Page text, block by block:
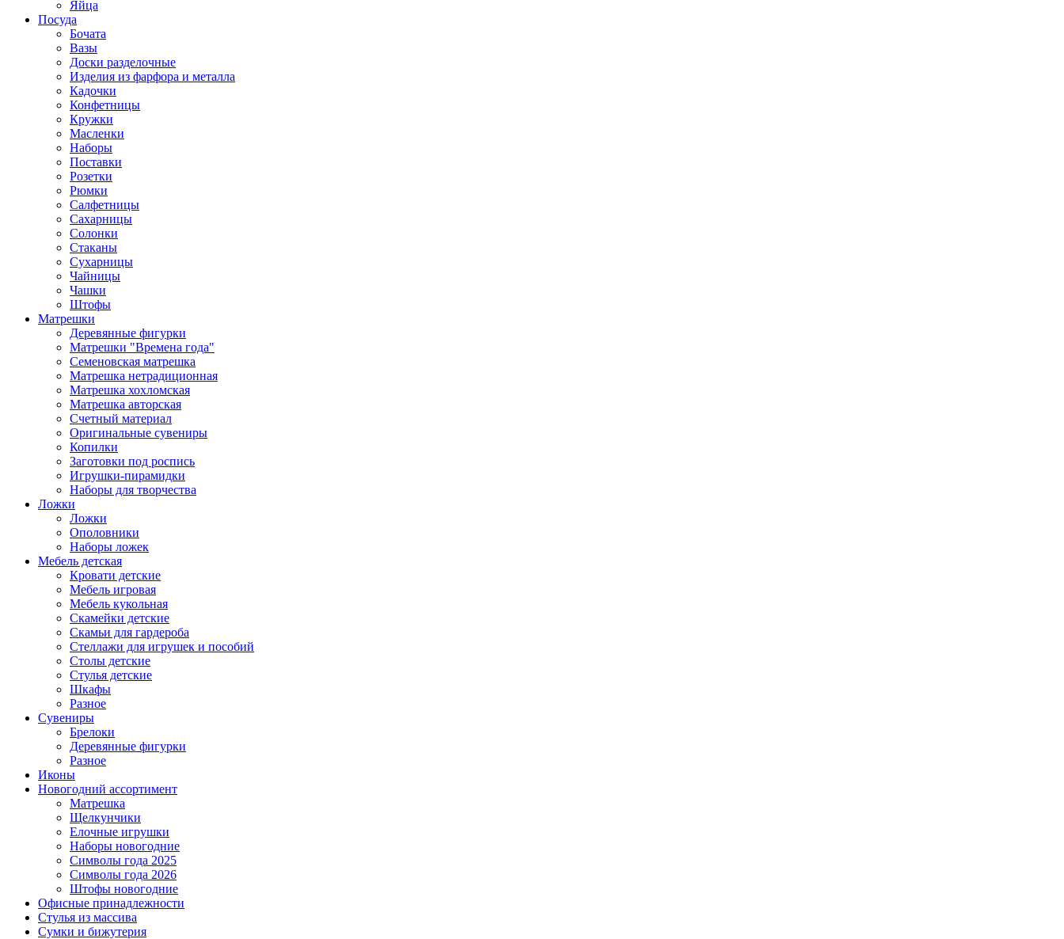
Яйца
Посуда
Бочата
Вазы
Доски разделочные
Изделия из фарфора и металла
Кадочки
Конфетницы
Кружки
Масленки
Наборы
Поставки
Розетки
Рюмки
Салфетницы
Сахарницы
Солонки
Стаканы
Сухарницы
Чайницы
Чашки
Штофы
Матрешки
Деревянные фигурки
Матрешки "Времена года"
Семеновская матрешка
Матрешка нетрадиционная
Матрешка хохломская
Матрешка авторская
Счетный материал
Оригинальные сувениры
Копилки
Заготовки под роспись
Игрушки-пирамидки
Наборы для творчества
Ложки
Ложки
Ополовники
Наборы ложек
Мебель детская
Кровати детские
Мебель игровая
Мебель кукольная
Скамейки детские
Скамьи для гардероба
Стеллажи для игрушек и пособий
Столы детские
Стулья детские
Шкафы
Разное
Сувениры
Брелоки
Деревянные фигурки
Разное
Иконы
Новогодний ассортимент
Матрешка
Щелкунчики
Елочные игрушки
Наборы новогодние
Символы года 2025
Символы года 2026
Штофы новогодние
Офисные принадлежности
Стулья из массива
Сумки и бижутерия